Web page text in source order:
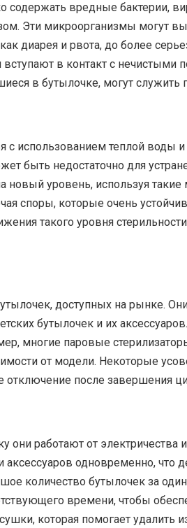
содержать вредные бактерии,
Эти микроорганизмы могут
диарея и рвота, до более
в контакт с нечистыми
в бутылочке, могут служить
с использованием теплой воды
быть недостаточно для
уровень, используя такие
споры, которые очень
такого уровня
доступных на рынке.
бутылочек и их
многие паровые
от модели. Некоторые
после завершения
они работают от электричества
одновременно, что
количество бутылочек за
времени, чтобы
которая помогает удалить